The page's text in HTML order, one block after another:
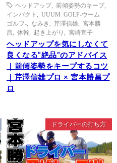
ヘッドアップ, 前傾姿勢のキープ,
インパクト
UUUM GOLF-ウーム
ゴルフ-
なみき 芹澤信雄
宮本勝
昌
体幹 起き上がり 宮崎宣子
ヘッドアップを気にしなくて
良くなる”絶品”のアドバイス
｜前傾姿勢をキープするコツ
｜芹澤信雄プロ × 宮本勝昌プ
ロ
ドライバーの打ち方